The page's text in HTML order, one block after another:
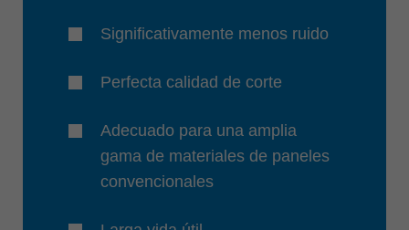
Significativamente menos ruido
Perfecta calidad de corte
Adecuado para una amplia
gama de materiales de paneles
convencionales